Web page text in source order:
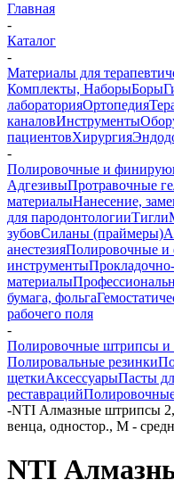
Главная
-
Каталог
-
Материалы для
Комплекты, НаборыБоры
лабораторияОртопедия
каналовИнструменты
пациентовХирургия
-
Полировочные и
АдгезивыПротравочные
материалыНанесение,
для пародонтологииТигли
зубовСиланы (праймеры)
анестезияПолировочные
инструменты
материалы
бумага, фольга
рабочего поля
-
Полировочные штрипсы и
Полировальные резинки
щеткиАксессуарыПасты
реставраций
-NTI Алмазные штрипсы
венца, одностор., M -
NTI